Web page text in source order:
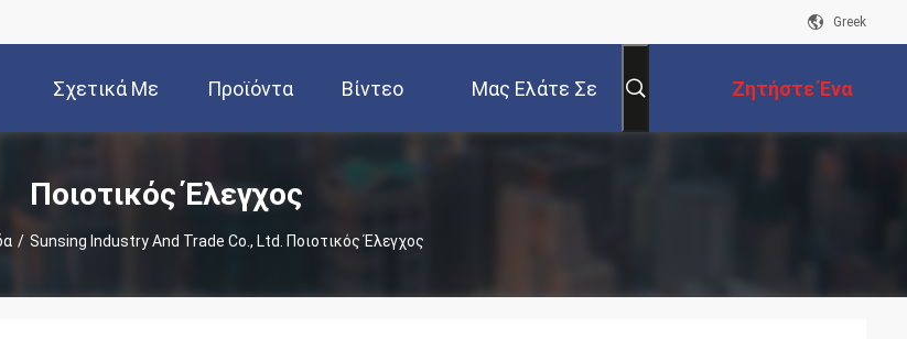
Greek
Σχετικά Με
Εμάς
Προϊόντα Βίντεο Μας Ελάτε Σε Ζητήστε Ένα
Απόσπασμα
Ποιοτικός Έλεγχος
/ Sunsing Industry And Trade Co., Ltd. Ποιοτικός Έλεγχος